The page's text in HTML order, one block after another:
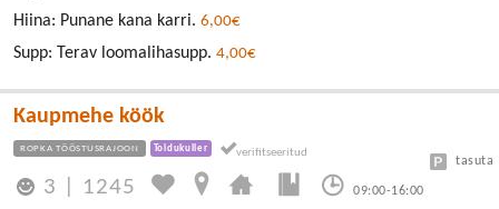
Hiina: Punane kana karri. 6,00€
Supp: Terav loomalihasupp. 4,00€
Kaupmehe köök
ROPKA TÖÖSTUSRAJOON Toidukuller
3 1245 09:00-16:00
tasuta